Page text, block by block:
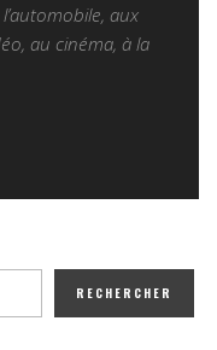
aux
au cinéma, à la
RECHERCHER